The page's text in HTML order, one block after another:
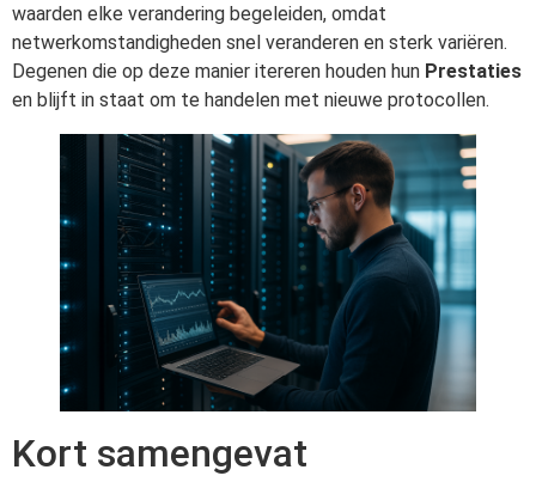
waarden elke verandering begeleiden, omdat
netwerkomstandigheden snel veranderen en sterk variëren.
Degenen die op deze manier itereren houden hun Prestaties
en blijft in staat om te handelen met nieuwe protocollen.
Kort samengevat